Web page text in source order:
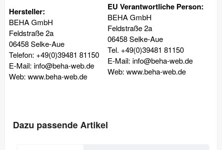
Hersteller:
BEHA GmbH
Feldstraße 2a
06458 Selke-Aue
Telefon: +49(0)39481 81150
E-Mail: info@beha-web.de
Web: www.beha-web.de
EU Verantwortliche Person:
BEHA GmbH
Feldstraße 2a
06458 Selke-Aue
Tel. +49(0)39481 81150
E-Mail: info@beha-web.de
Web: www.beha-web.de
Dazu passende Artikel